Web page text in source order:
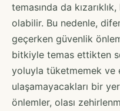
temasında da
olabilir. Bu nedenle,
geçerken güvenlik
bitkiyle temas ettikten
yoluyla tüketmemek ve
ulaşamayacakları bir
önlemler, olası